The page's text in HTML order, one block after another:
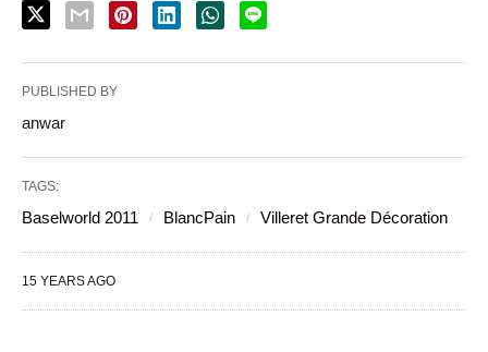
PUBLISHED BY
anwar
TAGS:
Baselworld 2011 BlancPain Villeret Grande Décoration
15 YEARS AGO